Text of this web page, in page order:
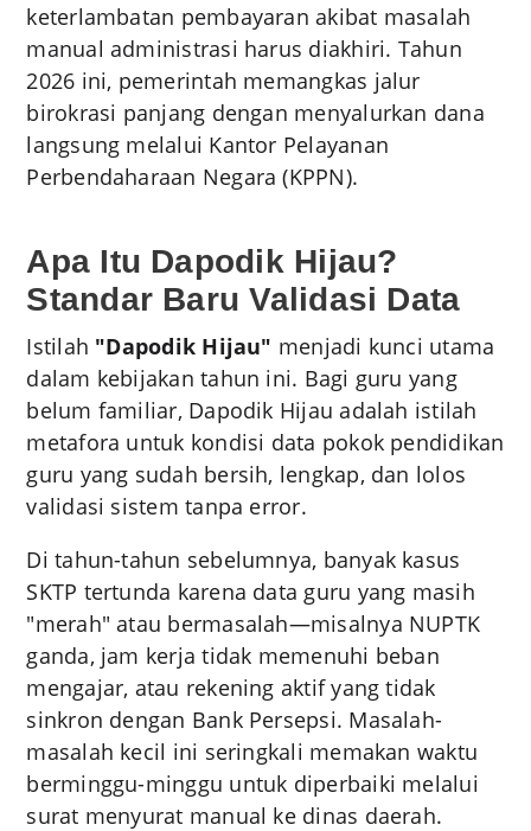
keterlambatan pembayaran akibat masalah
manual administrasi harus diakhiri. Tahun
2026 ini, pemerintah memangkas jalur
birokrasi panjang dengan menyalurkan dana
langsung melalui Kantor Pelayanan
Perbendaharaan Negara (KPPN).
Apa Itu Dapodik Hijau?
Standar Baru Validasi Data
Istilah "Dapodik Hijau" menjadi kunci utama
dalam kebijakan tahun ini. Bagi guru yang
belum familiar, Dapodik Hijau adalah istilah
metafora untuk kondisi data pokok pendidikan
guru yang sudah bersih, lengkap, dan lolos
validasi sistem tanpa error.
Di tahun-tahun sebelumnya, banyak kasus
SKTP tertunda karena data guru yang masih
"merah" atau bermasalah—misalnya NUPTK
ganda, jam kerja tidak memenuhi beban
mengajar, atau rekening aktif yang tidak
sinkron dengan Bank Persepsi. Masalah-
masalah kecil ini seringkali memakan waktu
berminggu-minggu untuk diperbaiki melalui
surat menyurat manual ke dinas daerah.